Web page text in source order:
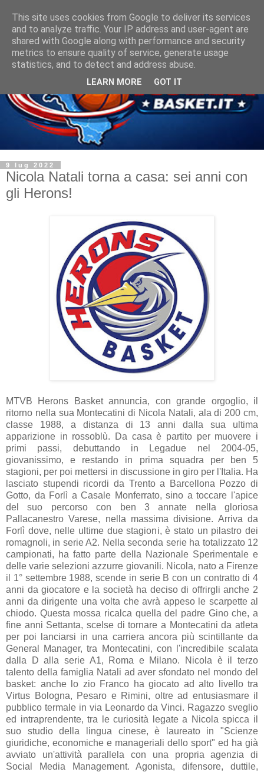
9 lug 2022
Nicola Natali torna a casa: sei anni con
gli Herons!
MTVB Herons Basket annuncia, con grande orgoglio, il
ritorno nella sua Montecatini di Nicola Natali, ala di 200 cm,
classe 1988, a distanza di 13 anni dalla sua ultima
apparizione in rossoblù. Da casa è partito per muovere i
primi passi, debuttando in Legadue nel 2004-05,
giovanissimo, e restando in prima squadra per ben 5
stagioni, per poi mettersi in discussione in giro per l'Italia. Ha
lasciato stupendi ricordi da Trento a Barcellona Pozzo di
Gotto, da Forlì a Casale Monferrato, sino a toccare l'apice
del suo percorso con ben 3 annate nella gloriosa
Pallacanestro Varese, nella massima divisione. Arriva da
Forlì dove, nelle ultime due stagioni, è stato un pilastro dei
romagnoli, in serie A2. Nella seconda serie ha totalizzato 12
campionati, ha fatto parte della Nazionale Sperimentale e
delle varie selezioni azzurre giovanili. Nicola, nato a Firenze
il 1° settembre 1988, scende in serie B con un contratto di 4
anni da giocatore e la società ha deciso di offrirgli anche 2
anni da dirigente una volta che avrà appeso le scarpette al
chiodo. Questa mossa ricalca quella del padre Gino che, a
fine anni Settanta, scelse di tornare a Montecatini da atleta
per poi lanciarsi in una carriera ancora più scintillante da
General Manager, tra Montecatini, con l'incredibile scalata
dalla D alla serie A1, Roma e Milano. Nicola è il terzo
talento della famiglia Natali ad aver sfondato nel mondo del
basket: anche lo zio Franco ha giocato ad alto livello tra
Virtus Bologna, Pesaro e Rimini, oltre ad entusiasmare il
pubblico termale in via Leonardo da Vinci. Ragazzo sveglio
ed intraprendente, tra le curiosità legate a Nicola spicca il
suo studio della lingua cinese, è laureato in "Scienze
giuridiche, economiche e manageriali dello sport" ed ha già
avviato un'attività parallela con una propria agenzia di
Social Media Management. Agonista, difensore, duttile,
This site uses cookies from Google to deliver its services
and to analyze traffic. Your IP address and user-agent are
shared with Google along with performance and security
metrics to ensure quality of service, generate usage
statistics, and to detect and address abuse.
LEARN MORE GOT IT